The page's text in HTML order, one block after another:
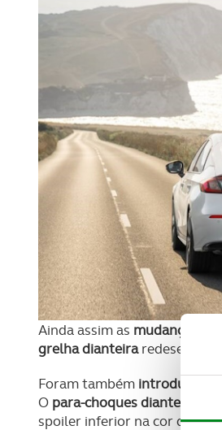
Ainda assim as mudanças
grelha dianteira
Foram também introduzidos
O para-choques dianteiro foi
spoiler inferior na cor da